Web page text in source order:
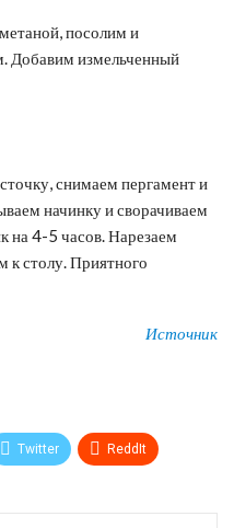
посолим и
Добавим измельченный
снимаем пергамент и
начинку и сворачиваем
на 4-5 часов. Нарезаем
к столу. Приятного
Источник
Twitter ReddIt